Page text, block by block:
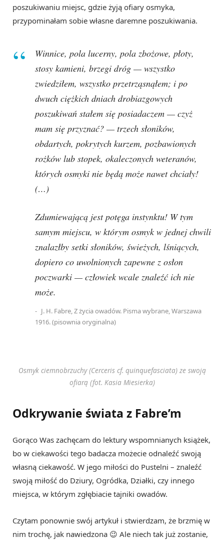
poszukiwaniu miejsc, gdzie żyją ofiary osmyka,
przypominałam sobie własne daremne poszukiwania.
Winnice, pola lucerny, pola zbożowe, płoty,
stosy kamieni, brzegi dróg — wszystko
zwiedziłem, wszystko przetrząsnąłem; i po
dwuch ciężkich dniach drobiazgowych
poszukiwań stałem się posiadaczem — czyż
mam się przyznać? — trzech słoników,
obdartych, pokrytych kurzem, pozbawionych
rożków lub stopek, okaleczonych weteranów,
których osmyki nie będą może nawet chciały!
(…)
Zdumiewającą jest potęga instynktu! W tym
samym miejscu, w którym osmyk w jednej chwili
znalazłby setki słoników, świeżych, lśniących,
dopiero co uwolnionych zapewne z osłon
poczwarki — człowiek wcale znaleźć ich nie
może.
J. H. Fabre, Z życia owadów. Pisma wybrane, Warszawa
1916. (pisownia oryginalna)
Osmyk ciemnobrzuchy (Cerceris cf. quinquefasciata) ze swoją
ofiarą (fot. Kasia Miesierka)
Odkrywanie świata z Fabre’m
Gorąco Was zachęcam do lektury wspomnianych książek,
bo w ciekawości tego badacza możecie odnaleźć swoją
własną ciekawość. W jego miłości do Pustelni – znaleźć
swoją miłość do Dziury, Ogródka, Działki, czy innego
miejsca, w którym zgłębiacie tajniki owadów.
Czytam ponownie swój artykuł i stwierdzam, że brzmię w
nim trochę, jak nawiedzona 😉 Ale niech tak już zostanie,